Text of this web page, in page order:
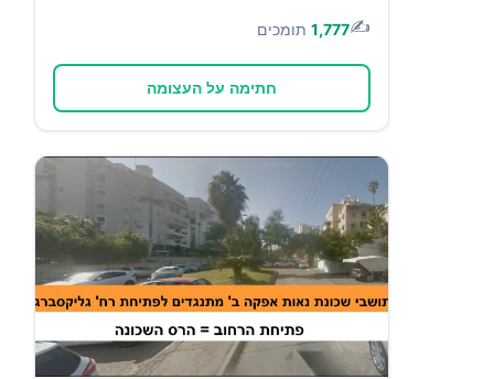
✍️
1,777 תומכים
חתימה על העצומה